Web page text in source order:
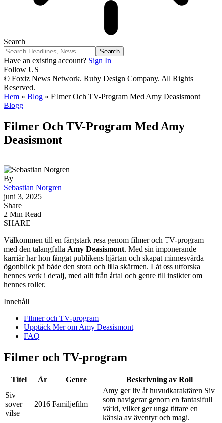
Search
Have an existing account? Sign In
Follow US
© Foxiz News Network. Ruby Design Company. All Rights
Reserved.
Hem » Blog » Filmer Och TV-Program Med Amy Deasismont
Blogg
Filmer Och TV-Program Med Amy
Deasismont
By
Sebastian Norgren
juni 3, 2025
Share
2 Min Read
SHARE
Välkommen till en färgstark resa genom filmer och TV-program
med den talangfulla Amy Deasismont. Med sin imponerande
karriär har hon fångat publikens hjärtan och skapat minnesvärda
ögonblick på både den stora och lilla skärmen. Låt oss utforska
hennes verk i detalj, med allt från årtal och genre till insikter om
hennes roller.
Innehåll
Filmer och TV-program
Upptäck Mer om Amy Deasismont
FAQ
Filmer och TV-program
Titel År Genre
Beskrivning av Roll
Siv
sover
vilse
2016 Familjefilm
Amy ger liv åt huvudkaraktären Siv
som navigerar genom en fantasifull
värld, vilket ger unga tittare en
känsla av äventyr och magi.